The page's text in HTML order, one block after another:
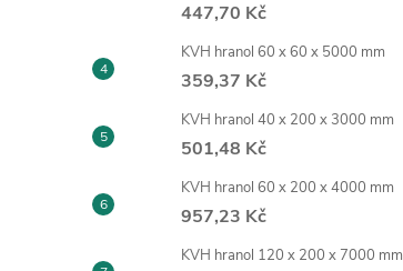
447,70 Kč
KVH hranol 60 x 60 x 5000 mm
359,37 Kč
KVH hranol 40 x 200 x 3000 mm
501,48 Kč
KVH hranol 60 x 200 x 4000 mm
957,23 Kč
KVH hranol 120 x 200 x 7000 mm